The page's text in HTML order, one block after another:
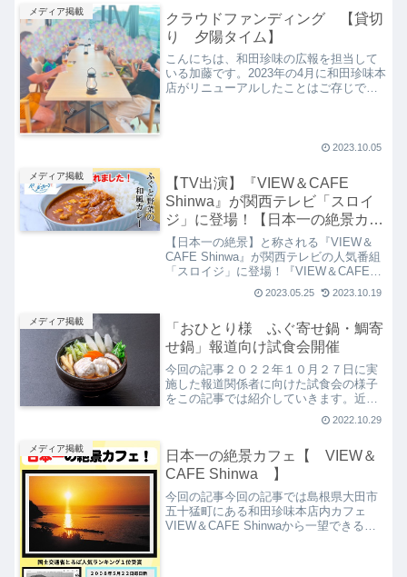
メディア掲載
クラウドファンディング 【貸切
り 夕陽タイム】
こんにちは、和田珍味の広報を担当して
いる加藤です。2023年の4月に和田珍味本
店がリニューアルしたことはご存じです
2023.10.05
メディア掲載
【TV出演】『VIEW＆CAFE
Shinwa』が関西テレビ「スロイ
ジ」に登場！【日本一の絶景カフ
ェ】
【日本一の絶景】と称される『VIEW＆
CAFE Shinwa』が関西テレビの人気番組
「スロイジ」に登場！『VIEW＆CAFE
Shinwa』そして番組内で紹介された「ふ
ぐと野菜の和風カレー」をはじめ通販で
す。
2023.05.25 2023.10.19
メディア掲載
「おひとり様 ふぐ寄せ鍋・鯛寄
せ鍋」報道向け試食会開催
今回の記事２０２２年１０月２７日に実
施した報道関係者に向けた試食会の様子
をこの記事では紹介していきます。近年
代の変化に合わせて進化していく姿勢も
で、最後までご覧になって...
2022.10.29
メディア掲載
日本一の絶景カフェ【 VIEW＆
CAFE Shinwa 】
今回の記事今回の記事では島根県大田市
五十猛町にある和田珍味本店内カフェ
VIEW＆CAFE Shinwaから一望できる景